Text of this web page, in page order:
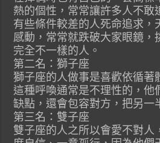
熱的個性，常常讓許多人不敢
有些條件較差的人死命追求，
感動，常常就跌破大家眼鏡，
完全不一樣的人。
第二名：獅子座
獅子座的人做事是喜歡依循著
這種呼喚通常是不理性的，他
缺點，還會包容對方，把另一
第三名：雙子座
雙子座的人之所以會愛不對人